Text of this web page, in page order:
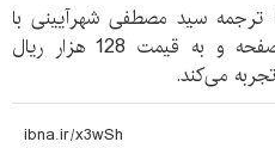
ترجمه سید مصطفی شهرآیینی با
شمارگان هزار نسخه، در 328 صفحه و‌ ‌به قیمت 128 هزار ریال